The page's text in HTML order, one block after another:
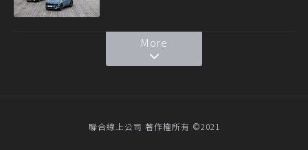
More
聯合線上公司 著作權所有 ©2021